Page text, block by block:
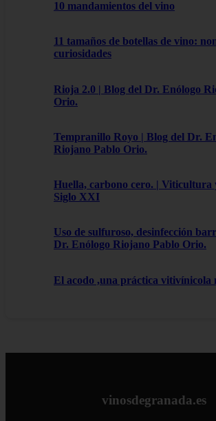
10 mandamientos del vino
11 tamaños de botellas de vino:
curiosidades
Rioja 2.0 | Blog del Dr. Enólogo
Orio.
Tempranillo Royo | Blog del Dr.
Riojano Pablo Orio.
Huella, carbono cero. | Viticultura
Siglo XXI
Uso de sulfuroso, desinfección
Dr. Enólogo Riojano Pablo Orio.
El acodo ,una práctica vitivínicola
vinosdegranada.es